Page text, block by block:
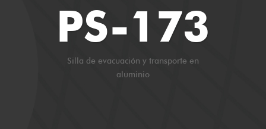
PS-173
Silla de evacuación y transporte en
aluminio